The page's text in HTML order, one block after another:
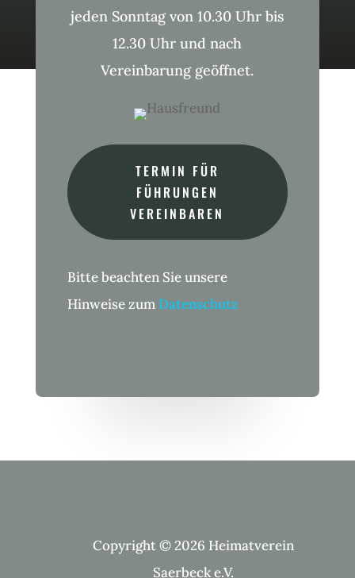
jeden Sonntag von 10.30 Uhr bis
12.30 Uhr und nach
Vereinbarung geöffnet.
TERMIN FÜR
FÜHRUNGEN
VEREINBAREN
Bitte beachten Sie unsere
Hinweise zum Datenschutz
Copyright © 2026 Heimatverein
Saerbeck e.V.